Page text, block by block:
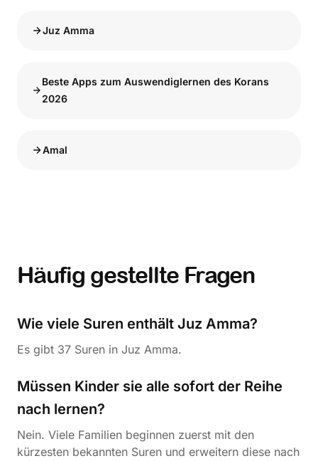
Juz Amma
Beste Apps zum Auswendiglernen des Korans
2026
Amal
Häufig gestellte Fragen
Wie viele Suren enthält Juz Amma?
Es gibt 37 Suren in Juz Amma.
Müssen Kinder sie alle sofort der Reihe
nach lernen?
Nein. Viele Familien beginnen zuerst mit den
kürzesten bekannten Suren und erweitern diese nach